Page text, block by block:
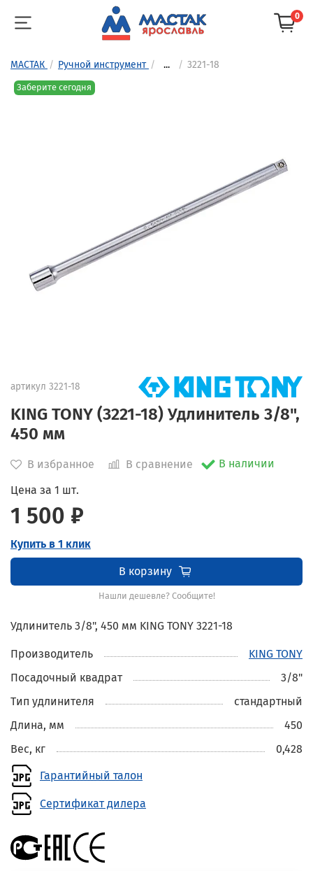
0
МАСТАК Ручной инструмент ... 3221-18
Заберите сегодня
артикул 3221-18
KING TONY (3221-18) Удлинитель 3/8",
450 мм
В избранное В сравнение
В наличии
Цена за 1 шт.
1 500 ₽
Купить в 1 клик
В корзину
Нашли дешевле? Сообщите!
Удлинитель 3/8", 450 мм KING TONY 3221-18
Производитель
KING TONY
Посадочный квадрат
3/8"
Тип удлинителя
стандартный
Длина, мм
450
Вес, кг
0,428
Гарантийный талон
Сертификат дилера